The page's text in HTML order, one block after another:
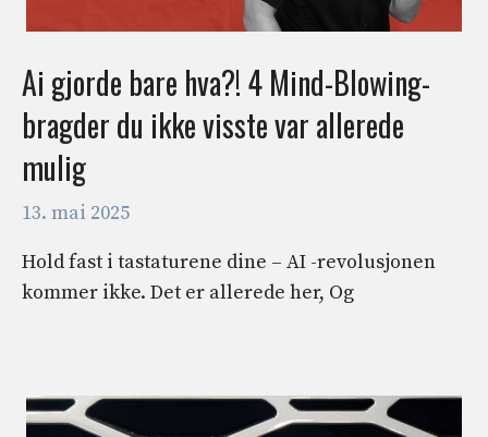
Ai gjorde bare hva?! 4 Mind-Blowing-
bragder du ikke visste var allerede
mulig
13. mai 2025
Hold fast i tastaturene dine – AI -revolusjonen
kommer ikke. Det er allerede her, Og